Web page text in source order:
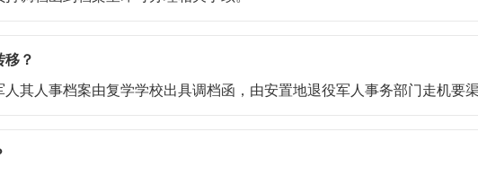
移？
事档案由复学学校出具调档函，由安置地退役军人事务部门走机